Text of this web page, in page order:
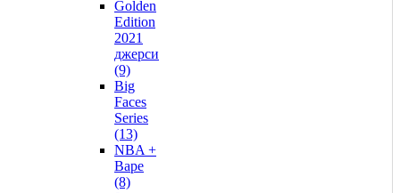
Golden
Edition
2021
джерси
(9)
Big
Faces
Series
(13)
NBA +
Bape
(8)